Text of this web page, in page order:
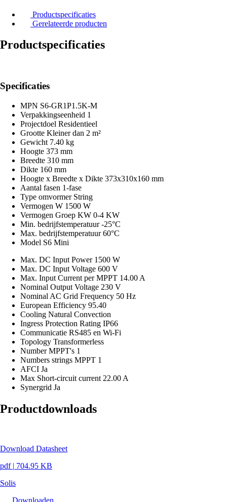
Productspecificaties
Gerelateerde producten
Productspecificaties
Specificaties
MPN S6-GR1P1.5K-M
Verpakkingseenheid 1
Projectdoel Residentieel
Grootte Kleiner dan 2 m²
Gewicht 7.40 kg
Hoogte 373 mm
Breedte 310 mm
Dikte 160 mm
Hoogte x Breedte x Dikte 373x310x160 mm
Aantal fasen 1-fase
Type omvormer String
Vermogen W 1500 W
Vermogen Groep KW 0-4 KW
Min. bedrijfstemperatuur-25°C
Max. bedrijfstemperatuur60°C
Model S6 Mini
Max. DC Input Power 1500 W
Max. DC Input Voltage 600 V
Max. Input Current per MPPT 14.00 A
Nominal Output Voltage 230 V
Nominal AC Grid Frequency 50 Hz
European Efficiency 95.40
Cooling Natural Convection
Ingress Protection Rating IP66
Communicatie RS485 en Wi-Fi
Topology Transformerless
Number MPPT's 1
Numbers strings MPPT 1
AFCI Ja
Max Short-circuit current 22.00 A
Synergrid Ja
Productdownloads
Download Datasheet
pdf | 704.95 KB
Solis
Downloaden